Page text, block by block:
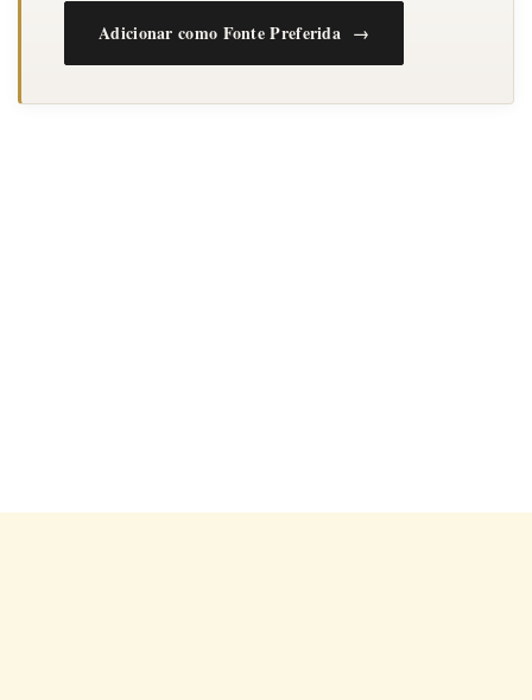
Adicionar como Fonte Preferida →